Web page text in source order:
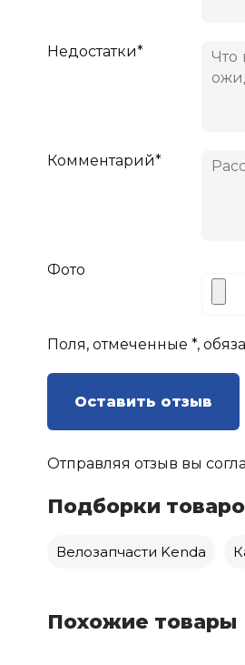
Недостатки*
Комментарий*
Фото
Поля, отмеченные *,
Оставить отзыв
Отправляя отзыв вы
Подборки
Велозапчасти Kenda
Похожие товары